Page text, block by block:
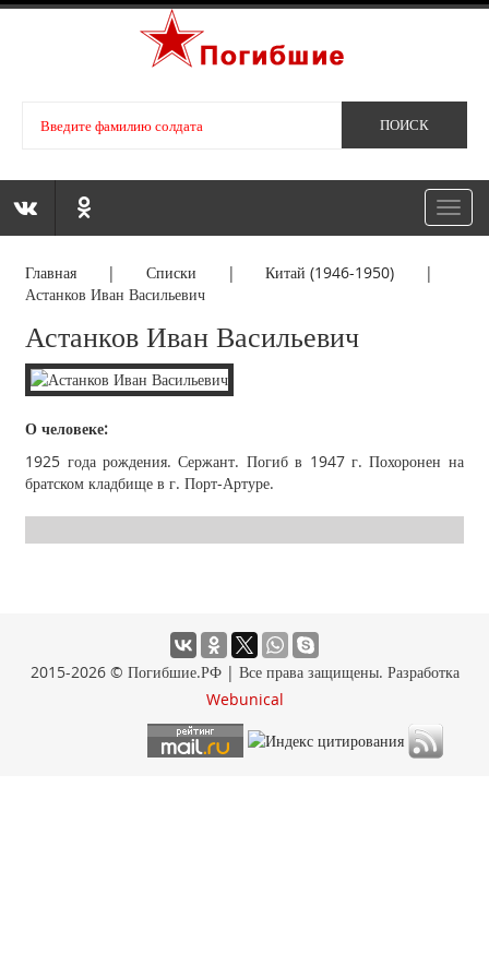
Главная | Списки |Китай (1946-1950) |
Астанков Иван Васильевич
Астанков Иван Васильевич
О человеке:
1925 года рождения. Сержант. Погиб в 1947 г. Похоронен на
братском кладбище в г. Порт-Артуре.
2015-2026 © Погибшие.РФ | Все права защищены. Разработка
Webunical